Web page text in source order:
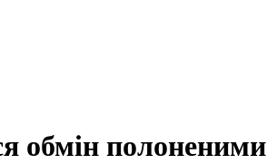
обмін полоненими